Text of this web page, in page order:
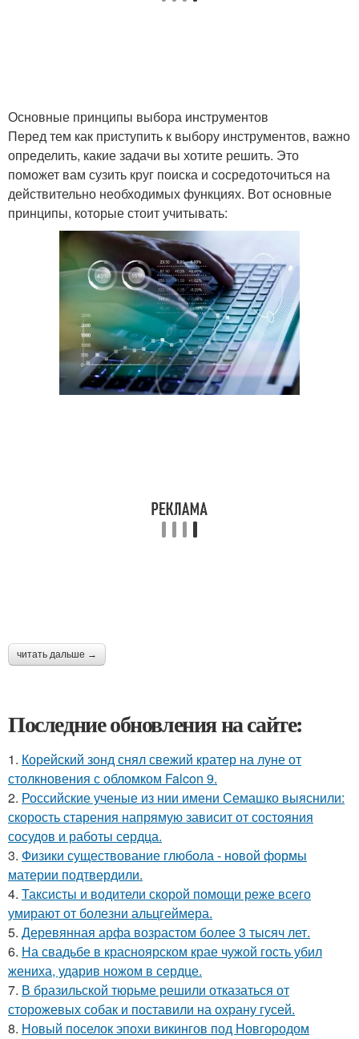
Основные принципы выбора инструментов
Перед тем как приступить к выбору инструментов, важно
определить, какие задачи вы хотите решить. Это
поможет вам сузить круг поиска и сосредоточиться на
действительно необходимых функциях. Вот основные
принципы, которые стоит учитывать:
читать дальше →
Последние обновления на сайте:
1. Корейский зонд снял свежий кратер на луне от
столкновения с обломком Falcon 9.
2. Российские ученые из нии имени Семашко выяснили:
скорость старения напрямую зависит от состояния
сосудов и работы сердца.
3. Физики существование глюбола - новой формы
материи подтвердили.
4. Таксисты и водители скорой помощи реже всего
умирают от болезни альцгеймера.
5. Деревянная арфа возрастом более 3 тысяч лет.
6. На свадьбе в красноярском крае чужой гость убил
жениха, ударив ножом в сердце.
7. В бразильской тюрьме решили отказаться от
сторожевых собак и поставили на охрану гусей.
8. Новый поселок эпохи викингов под Новгородом